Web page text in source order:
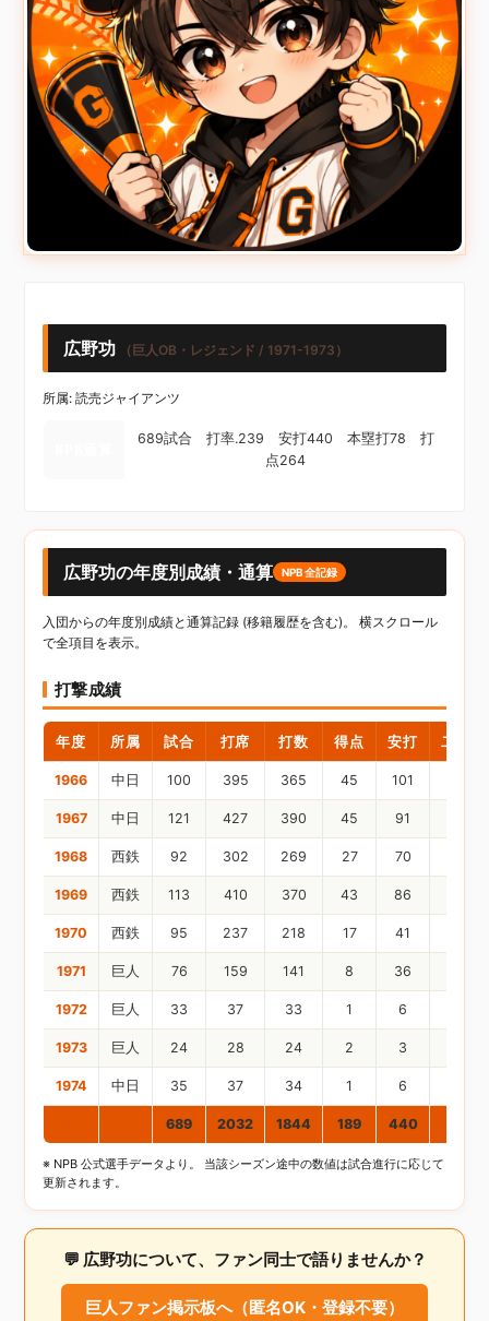
広野功 （巨人OB・レジェンド / 1971-1973）
所属: 読売ジャイアンツ
689試合 打率.239 安打440 本塁打78 打
点264
広野功の年度別成績・通算 NPB全記録
入団からの年度別成績と通算記録 (移籍履歴を含む)。 横スクロール
で全項目を表示。
打撃成績
年度 所属 試合 打席 打数 得点 安打 二塁打
1966 中日 100 395 365 45 101
1967 中日 121 427 390 45 91
1968 西鉄 92 302 269 27 70
1969 西鉄 113 410 370 43 86
1970 西鉄 95 237 218 17 41
1971 巨人 76 159 141 8 36
1972 巨人 33 37 33 1 6
1973 巨人 24 28 24 2 3
1974 中日 35 37 34 1 6
689 2032 1844 189 440
※ NPB 公式選手データより。 当該シーズン途中の数値は試合進行に応じて
更新されます。
💬 広野功について、ファン同士で語りませんか？
巨人ファン掲示板へ（匿名OK・登録不要）